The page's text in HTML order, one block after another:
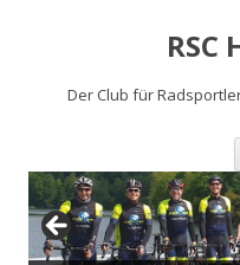
RSC
Der Club für